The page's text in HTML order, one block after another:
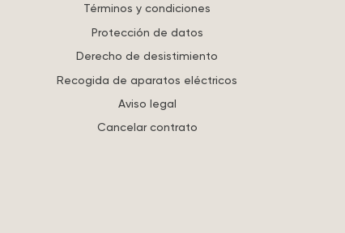
Términos y condiciones
Protección de datos
Derecho de desistimiento
Recogida de aparatos eléctricos
Aviso legal
Cancelar contrato